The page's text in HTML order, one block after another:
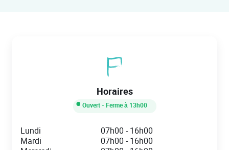
Horaires
Ouvert- Ferme à 13h00
Day of the Week
Lundi 07h00 -16h00
Mardi
07h00 -16h00